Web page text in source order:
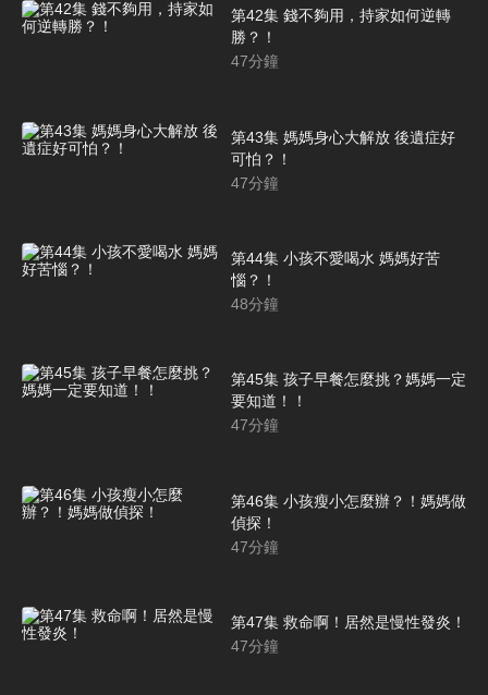
第42集 錢不夠用，持家如何逆轉
勝？！
47分鐘
第43集 媽媽身心大解放 後遺症好
可怕？！
47分鐘
第44集 小孩不愛喝水 媽媽好苦
惱？！
48分鐘
第45集 孩子早餐怎麼挑？媽媽一定
要知道！！
47分鐘
第46集 小孩瘦小怎麼辦？！媽媽做
偵探！
47分鐘
第47集 救命啊！居然是慢性發炎！
47分鐘